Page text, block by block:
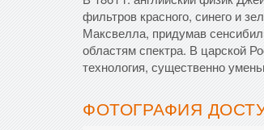
фильтров красного, синего и
Максвелла, придумав
областям спектра. В царской
технология, существенно
ФОТОГРАФИЯ